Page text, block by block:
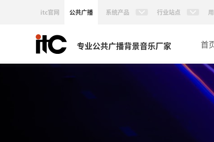
itc官网 公共广播 系统产品 行业站点
专业公共广播背景音乐厂家 首